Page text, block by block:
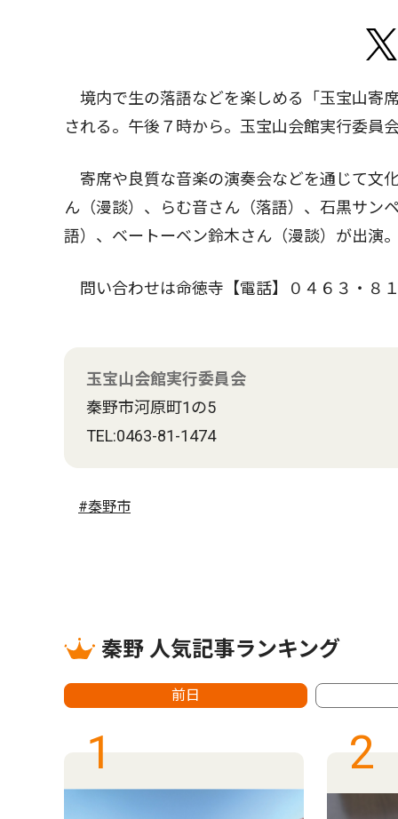
境内で生の落語などを楽しめる「玉宝山寄
される。午後７時から。玉宝山会館実行委員
寄席や良質な音楽の演奏会などを通じて文
ん（漫談）、らむ音さん（落語）、石黒サン
語）、ベートーベン鈴木さん（漫談）が出演
問い合わせは命徳寺【電話】０４６３・８
玉宝山会館実行委員会
秦野市河原町1の5
TEL:0463-81-1474
#秦野市
秦野 人気記事ランキング
前日
1 2